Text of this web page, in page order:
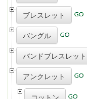
ブレスレット
バングル
バンドブレスレット
アンクレット
コットン